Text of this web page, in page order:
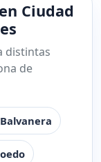
Ciudad
distintas
de
Balvanera